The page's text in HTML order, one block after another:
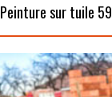
Peinture sur tuile 59